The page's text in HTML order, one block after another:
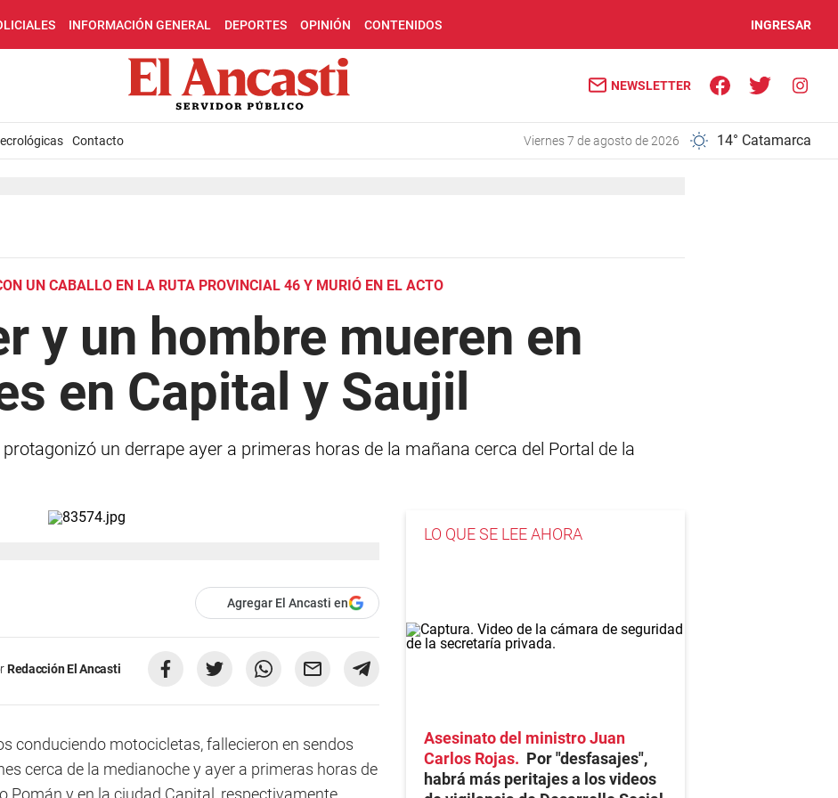
INFORMACIÓN GENERAL DEPORTES OPINIÓN CONTENIDOS INGRESAR
NEWSLETTER
Contacto viernes 7 de agosto de 2026 14° Catamarca
UN CABALLO EN LA RUTA PROVINCIAL 46 Y MURIÓ EN EL ACTO
y un hombre mueren en
en Capital y Saujil
un derrape ayer a primeras horas de la mañana cerca del Portal de la
Agregar El Ancasti en
Redacción El Ancasti
conduciendo motocicletas, fallecieron en sendos
cerca de la medianoche y ayer a primeras horas de
Pomán y en la ciudad Capital, respectivamente.
LO QUE SE LEE AHORA
Asesinato del ministro Juan
Carlos Rojas
Por "desfasajes",
habrá más peritajes a los videos